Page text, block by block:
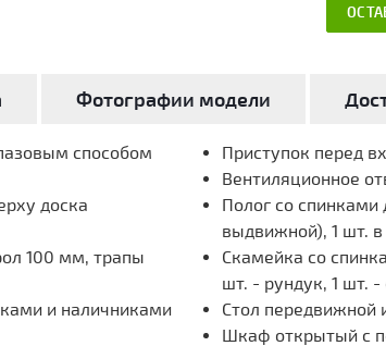
Фотографии модели
способом
доска
100 мм, трапы
и наличниками
Приступок перед
Вентиляционное
Полог со
выдвижной), 1 шт. в
Скамейка со
шт. - рундук, 1 шт. -
Стол передвижной
Шкаф открытый с